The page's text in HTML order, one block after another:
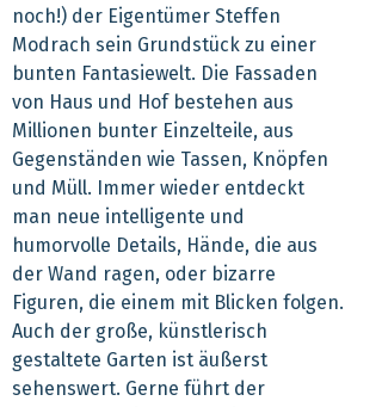
noch!) der Eigentümer Steffen
Modrach sein Grundstück zu einer
bunten Fantasiewelt. Die Fassaden
von Haus und Hof bestehen aus
Millionen bunter Einzelteile, aus
Gegenständen wie Tassen, Knöpfen
und Müll. Immer wieder entdeckt
man neue intelligente und
humorvolle Details, Hände, die aus
der Wand ragen, oder bizarre
Figuren, die einem mit Blicken folgen.
Auch der große, künstlerisch
gestaltete Garten ist äußerst
sehenswert. Gerne führt der